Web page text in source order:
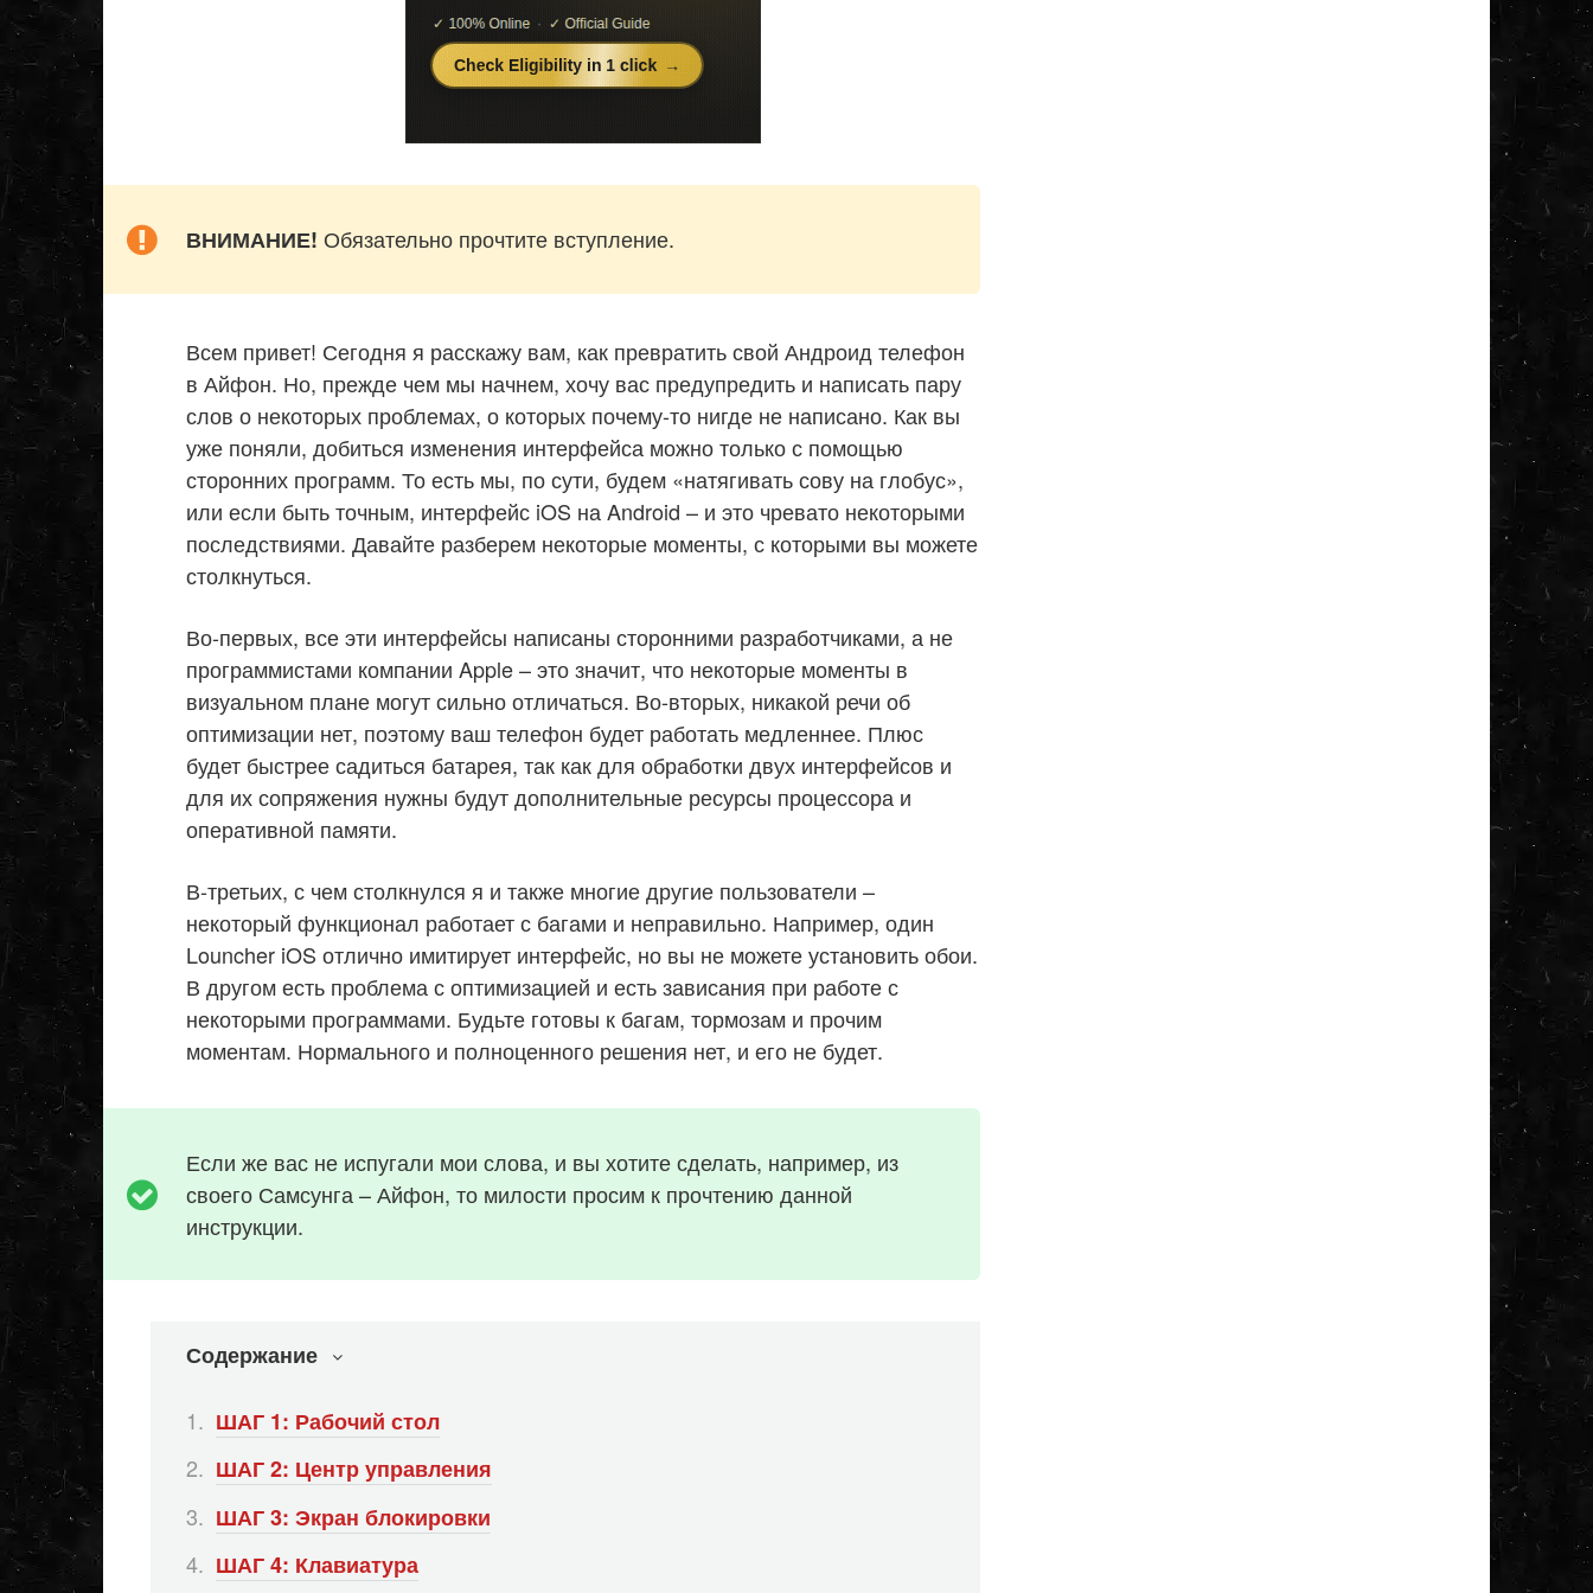
ВНИМАНИЕ! Обязательно прочтите вступление.
Всем привет! Сегодня я расскажу вам, как превратить свой Андроид телефон
в Айфон. Но, прежде чем мы начнем, хочу вас предупредить и написать пару
слов о некоторых проблемах, о которых почему-то нигде не написано. Как вы
уже поняли, добиться изменения интерфейса можно только с помощью
сторонних программ. То есть мы, по сути, будем «натягивать сову на глобус»,
или если быть точным, интерфейс iOS на Android – и это чревато некоторыми
последствиями. Давайте разберем некоторые моменты, с которыми вы можете
столкнуться.
Во-первых, все эти интерфейсы написаны сторонними разработчиками, а не
программистами компании Apple – это значит, что некоторые моменты в
визуальном плане могут сильно отличаться. Во-вторых, никакой речи об
оптимизации нет, поэтому ваш телефон будет работать медленнее. Плюс
будет быстрее садиться батарея, так как для обработки двух интерфейсов и
для их сопряжения нужны будут дополнительные ресурсы процессора и
оперативной памяти.
В-третьих, с чем столкнулся я и также многие другие пользователи –
некоторый функционал работает с багами и неправильно. Например, один
Louncher iOS отлично имитирует интерфейс, но вы не можете установить обои.
В другом есть проблема с оптимизацией и есть зависания при работе с
некоторыми программами. Будьте готовы к багам, тормозам и прочим
моментам. Нормального и полноценного решения нет, и его не будет.
Если же вас не испугали мои слова, и вы хотите сделать, например, из
своего Самсунга – Айфон, то милости просим к прочтению данной
инструкции.
Содержание
ШАГ 1: Рабочий стол
ШАГ 2: Центр управления
ШАГ 3: Экран блокировки
ШАГ 4: Клавиатура